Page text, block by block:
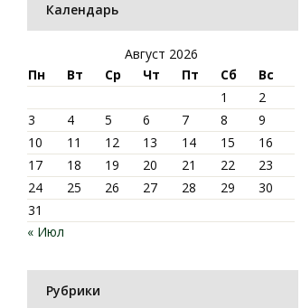
Календарь
Август 2026
Пн
Вт Ср Чт Пт Сб
Вс
1
2
3
4 5 6 7 8
9
10
11 12 13 14 15
16
17
18 19 20 21 22
23
24
25 26 27 28 29
30
31
« Июл
Рубрики